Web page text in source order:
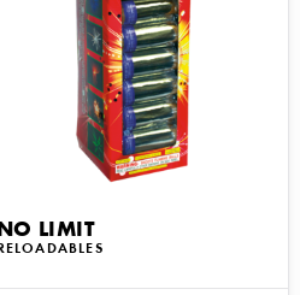
LIMIT
RELOADABLES